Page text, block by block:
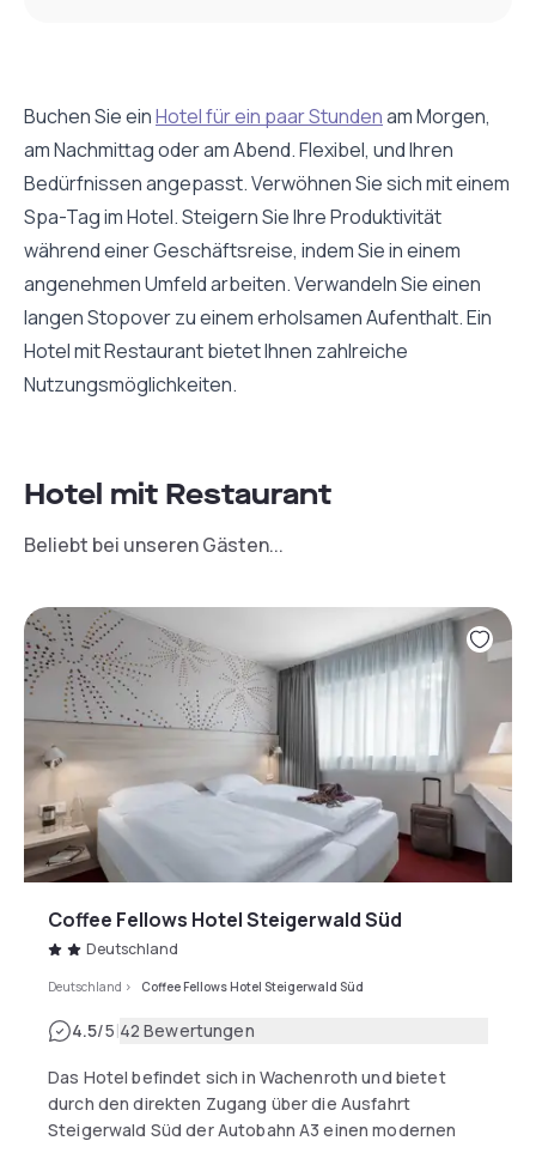
Buchen Sie einHotel für ein paar Stundenam Morgen,
am Nachmittag oder am Abend. Flexibel, und Ihren
Bedürfnissen angepasst. Verwöhnen Sie sich mit einem
Spa-Tag im Hotel. Steigern Sie Ihre Produktivität
während einer Geschäftsreise, indem Sie in einem
angenehmen Umfeld arbeiten. Verwandeln Sie einen
langen Stopover zu einem erholsamen Aufenthalt. Ein
Hotel mit Restaurant bietet Ihnen zahlreiche
Nutzungsmöglichkeiten.
Hotel mit Restaurant
Beliebt bei unseren Gästen...
Coffee Fellows Hotel Steigerwald Süd
Deutschland
Deutschland > Coffee Fellows Hotel Steigerwald Süd
4.5/5|42 Bewertungen
Das Hotel befindet sich in Wachenroth und bietet
durch den direkten Zugang über die Ausfahrt
Steigerwald Süd der Autobahn A3 einen modernen